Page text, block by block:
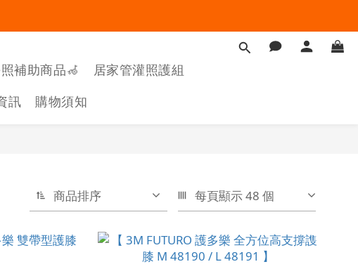
補助商品🦽
居家管灌照護組
訊 購物須知
商品排序 每頁顯示 48 個